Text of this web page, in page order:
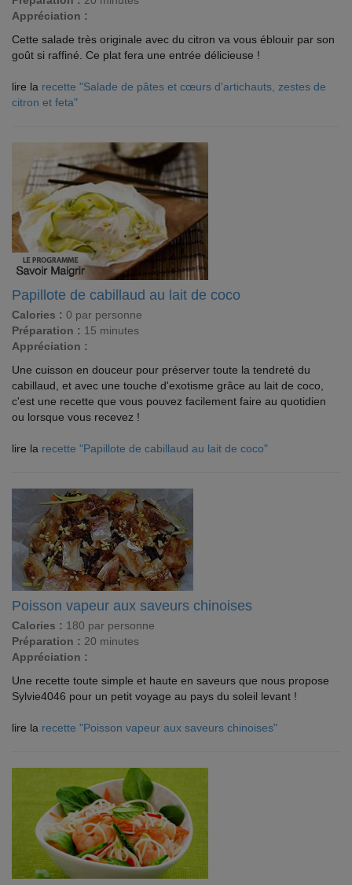
Appréciation :
Cette salade très originale avec du citron va vous éblouir par son
goût si raffiné. Ce plat fera une entrée délicieuse !
lire la recette "Salade de pâtes et cœurs d'artichauts, zestes de
citron et feta"
Papillote de cabillaud au lait de coco
Calories : 0 par personne
Préparation : 15 minutes
Appréciation :
Une cuisson en douceur pour préserver toute la tendreté du
cabillaud, et avec une touche d'exotisme grâce au lait de coco,
c'est une recette que vous pouvez facilement faire au quotidien
ou lorsque vous recevez !
lire la recette "Papillote de cabillaud au lait de coco"
Poisson vapeur aux saveurs chinoises
Calories : 180 par personne
Préparation : 20 minutes
Appréciation :
Une recette toute simple et haute en saveurs que nous propose
Sylvie4046 pour un petit voyage au pays du soleil levant !
lire la recette "Poisson vapeur aux saveurs chinoises"